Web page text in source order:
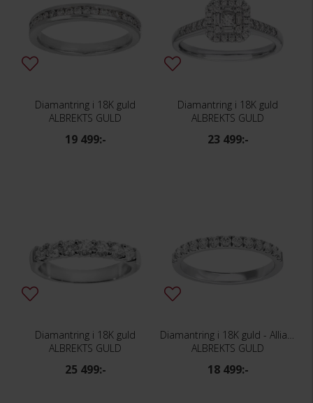
Diamantring i 18K guld
ALBREKTS GULD
19 499:-
Diamantring i 18K guld
ALBREKTS GULD
23 499:-
Diamantring i 18K guld
ALBREKTS GULD
25 499:-
Diamantring i 18K guld - Allians
ALBREKTS GULD
18 499:-